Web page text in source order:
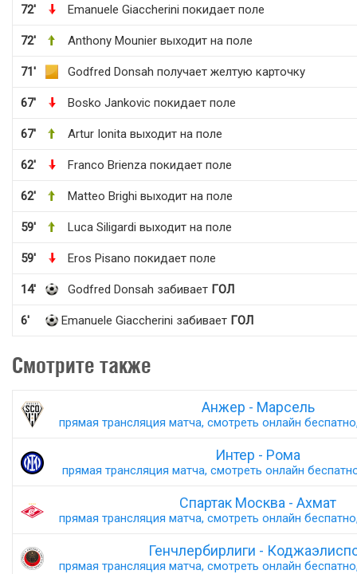
72' Emanuele Giaccherini покидает поле
72' Anthony Mounier выходит на поле
71' Godfred Donsah получает желтую карточку
67' Bosko Jankovic покидает поле
67' Artur Ionita выходит на поле
62' Franco Brienza покидает поле
62' Matteo Brighi выходит на поле
59' Luca Siligardi выходит на поле
59' Eros Pisano покидает поле
14' Godfred Donsah забивает ГОЛ
6' Emanuele Giaccherini забивает ГОЛ
Смотрите также
Анжер - Марсель
прямая трансляция матча, смотреть онлайн
Интер - Рома
прямая трансляция матча, смотреть онлайн
Спартак Москва - Ахмат
прямая трансляция матча, смотреть онлайн
Генчлербирлиги -
прямая трансляция матча, смотреть онлайн